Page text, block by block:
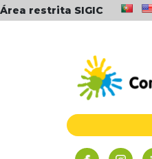
Área restrita SIGIC